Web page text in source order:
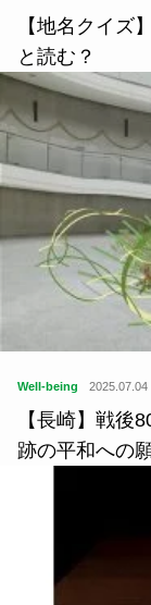
【地名クイズ
と読む？
Well-being 2025.07.04
【長崎】戦後
跡の平和への願